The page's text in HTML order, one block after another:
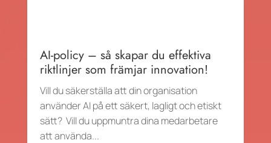
AI-policy – så skapar du effektiva
riktlinjer som främjar innovation!
Vill du säkerställa att din organisation
använder AI på ett säkert, lagligt och etiskt
sätt? Vill du uppmuntra dina medarbetare
att använda...